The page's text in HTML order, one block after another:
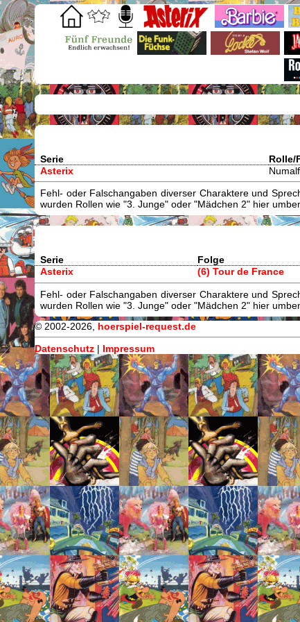
Serie Rolle/
Asterix
Fehl- oder Falschangaben diverser Charaktere und
wurden Rollen wie "3. Junge" oder "Mädchen 2" hier
Serie Folge
Asterix
(6) Tour de France
Fehl- oder Falschangaben diverser Charaktere und
wurden Rollen wie "3. Junge" oder "Mädchen 2" hier
© 2002-2026, hoerspiel-request.de
Datenschutz | Impressum